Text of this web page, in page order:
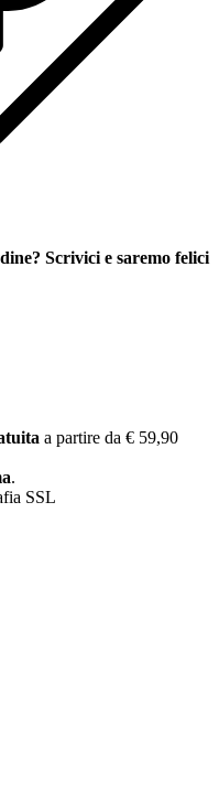
Scrivici e saremo felici
a partire da € 59,90
.
SSL